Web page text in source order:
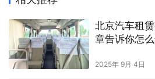
北京汽车租
章告诉你怎
2025年 9月 4日